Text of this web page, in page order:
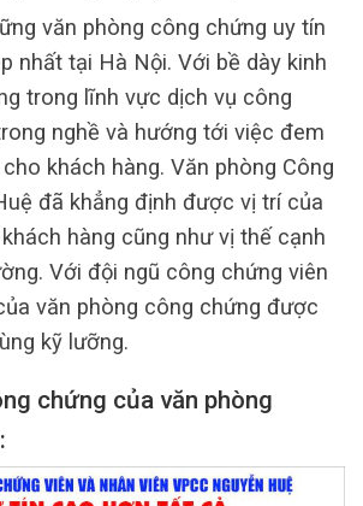
văn phòng công chứng uy tín
nhất tại Hà Nội. Với bề dày kinh
trong lĩnh vực dịch vụ công
nghề và hướng tới việc đem
khách hàng. Văn phòng Công
đã khẳng định được vị trí của
hàng cũng như vị thế cạnh
Với đội ngũ công chứng viên
văn phòng công chứng được
kỹ lưỡng.
chứng của văn phòng